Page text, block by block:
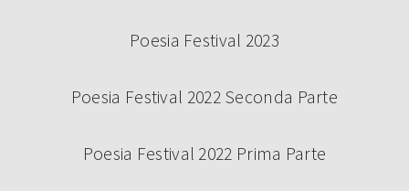
Poesia Festival 2023
Poesia Festival 2022 Seconda Parte
Poesia Festival 2022 Prima Parte